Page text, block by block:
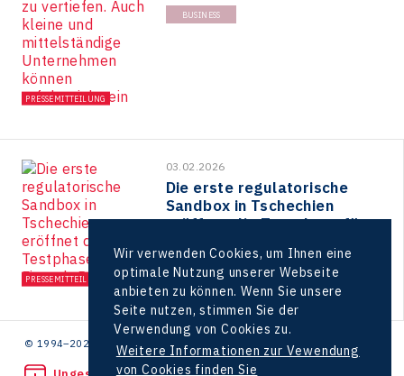
PRESSEMITTEILUNG
BUSINESS
PRESSEMITTEILUNG
03.02.2026
Die erste regulatorische
Sandbox in Tschechien
eröffnet die Testphase für
STARTUP BUSINESS
© 1994–2026 CzechInvest | .
Wir verwenden Cookies, um Ihnen eine
optimale Nutzung unserer Webseite
anbieten zu können. Wenn Sie unsere
Seite nutzen, stimmen Sie der
Verwendung von Cookies zu.
Weitere Informationen zur Vewendung
von Cookies finden Sie